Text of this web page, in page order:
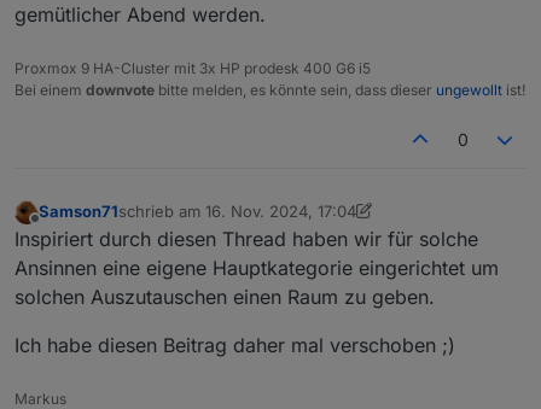
gemütlicher Abend werden.
Proxmox 9 HA-Cluster mit 3x HP prodesk 400 G6 i5
Bei einem downvote bitte melden, es könnte sein, dass dieser ungewollt ist!
0
Offline
Samson71schrieb am 16. Nov. 2024, 17:04
zuletzt editiert von Samson71
Inspiriert durch diesen Thread haben wir für solche
Ansinnen eine eigene Hauptkategorie eingerichtet um
solchen Auszutauschen einen Raum zu geben.
Ich habe diesen Beitrag daher mal verschoben ;)
Markus